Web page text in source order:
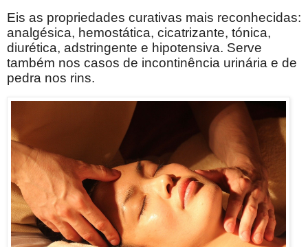
Eis as propriedades curativas mais reconhecidas:
analgésica, hemostática, cicatrizante, tónica,
diurética, adstringente e hipotensiva. Serve
também nos casos de incontinência urinária e de
pedra nos rins.